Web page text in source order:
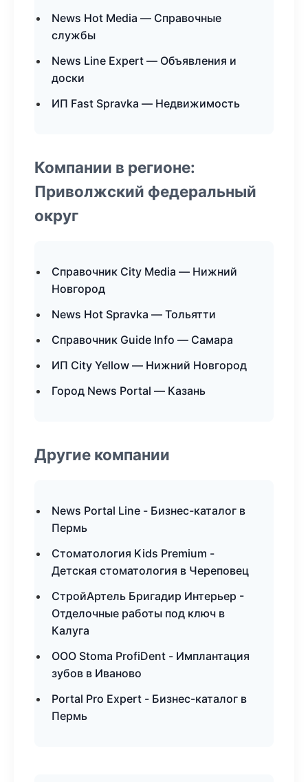
News Hot Media — Справочные
службы
News Line Expert — Объявления и
доски
ИП Fast Spravka — Недвижимость
Компании в регионе:
Приволжский федеральный
округ
Справочник City Media — Нижний
Новгород
News Hot Spravka — Тольятти
Справочник Guide Info — Самара
ИП City Yellow — Нижний Новгород
Город News Portal — Казань
Другие компании
News Portal Line - Бизнес-каталог в
Пермь
Стоматология Kids Premium -
Детская стоматология в Череповец
СтройАртель Бригадир Интерьер -
Отделочные работы под ключ в
Калуга
ООО Stoma ProfiDent - Имплантация
зубов в Иваново
Portal Pro Expert - Бизнес-каталог в
Пермь